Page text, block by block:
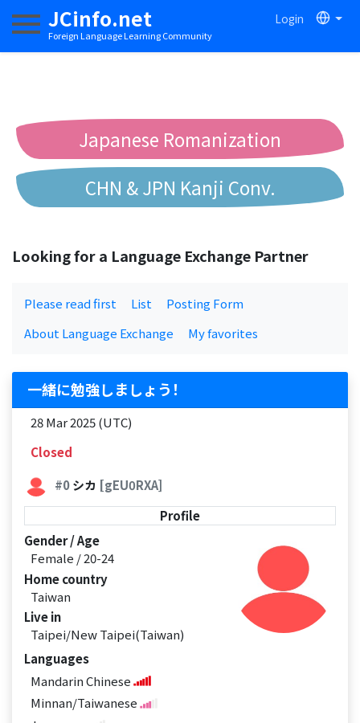
JCinfo.net
Foreign Language Learning Community
Login
Toggle navigation
Japanese Romanization
CHN & JPN Kanji Conv.
Looking for a Language Exchange Partner
Please read first List
Posting Form
About Language Exchange
My favorites
一緒に勉強しましょう！
28 Mar 2025 (UTC)
Closed
#0シカ [gEU0RXA]
Profile
Gender / Age
Female / 20-24
Home country
Taiwan
Live in
Taipei/New Taipei(Taiwan)
Languages
Mandarin Chinese
Minnan/Taiwanese